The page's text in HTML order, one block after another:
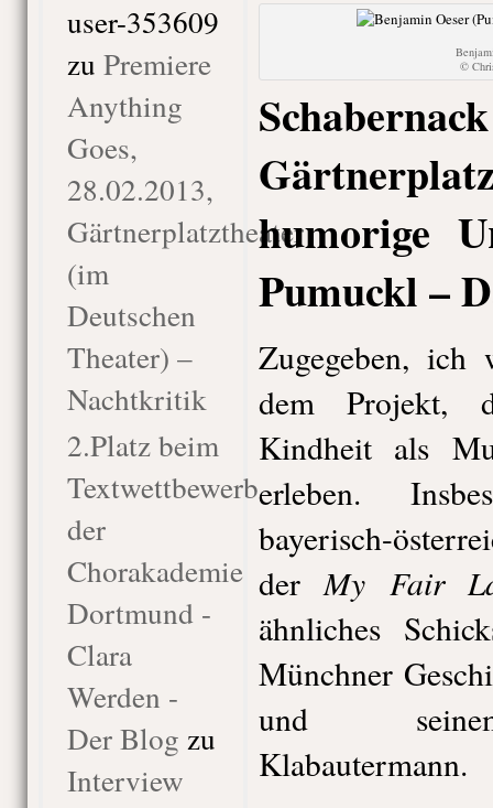
user-353609
zu Premiere
Anything
Goes,
28.02.2013,
Gärtnerplatztheater
(im
Deutschen
Theater) –
Nachtkritik
2.Platz beim
Textwettbewerb
der
Chorakademie
Dortmund -
Clara
Werden -
Der Blog zu
Interview
©
humorige
Pumuckl –
Zugegeben, ich
dem Projekt,
Kindheit als
erleben.
bayerisch-
derMy Fair
ähnliches
Münchner
und
Klabautermann.